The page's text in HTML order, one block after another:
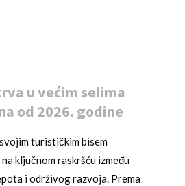
u većim selima
od 2026. godine
turističkim bisem
na ključnom raskršću između
i održivog razvoja. Prema